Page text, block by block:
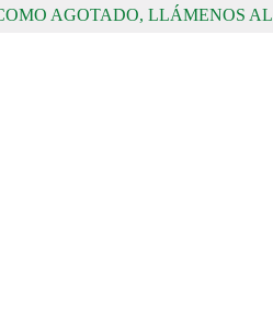
AGOTADO, LLÁMENOS AL